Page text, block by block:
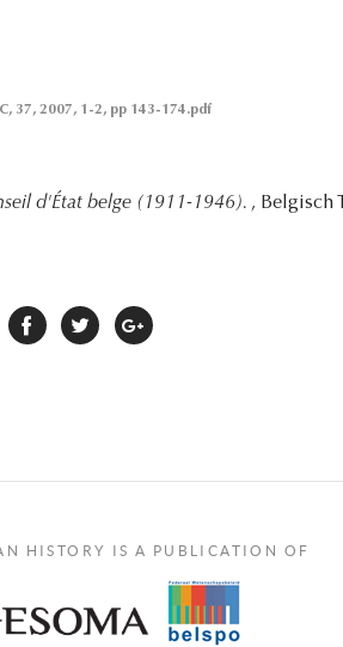
37, 2007, 1-2, pp 143-174.pdf
d'État belge (1911-1946). , Belgisch
HISTORY IS A PUBLICATION OF